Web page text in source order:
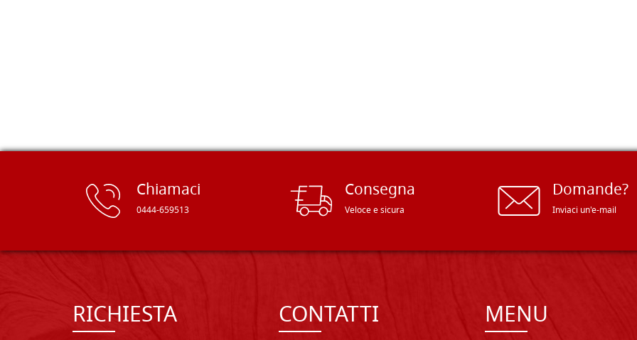
Chiamaci
0444-659513
Consegna
Veloce e sicura
Domande?
Inviaci un'e-mail
RICHIESTA CONTATTI MENU